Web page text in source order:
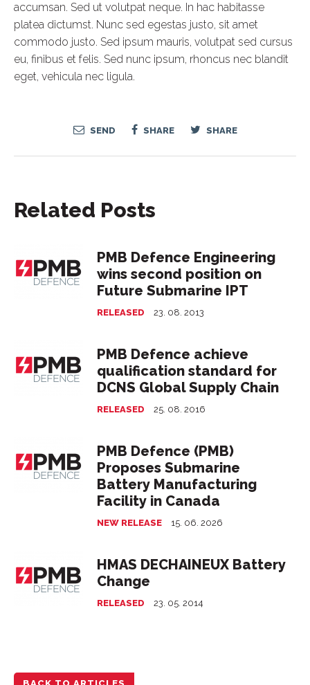
accumsan. Sed ut volutpat neque. In hac habitasse
platea dictumst. Nunc sed egestas justo, sit amet
commodo justo. Sed ipsum mauris, volutpat sed cursus
eu, finibus et felis. Sed nunc ipsum, rhoncus nec blandit
eget, vehicula nec ligula.
SEND SHARE SHARE
Related Posts
PMB Defence Engineering
wins second position on
Future Submarine IPT
RELEASED 23. 08. 2013
PMB Defence achieve
qualification standard for
DCNS Global Supply Chain
RELEASED 25. 08. 2016
PMB Defence (PMB)
Proposes Submarine
Battery Manufacturing
Facility in Canada
NEW RELEASE 15. 06. 2026
HMAS DECHAINEUX Battery
Change
RELEASED 23. 05. 2014